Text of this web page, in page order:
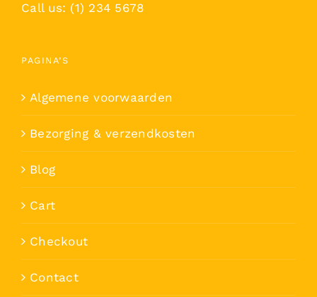
Call us: (1) 234 5678
PAGINA’S
Algemene voorwaarden
Bezorging & verzendkosten
Blog
Cart
Checkout
Contact